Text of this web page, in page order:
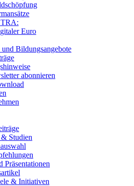
Euro
Bildungsangebote
abonnieren
Studien
Präsentationen
& Initiativen